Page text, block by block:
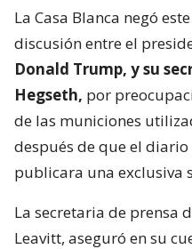
La Casa Blanca negó
discusión entre el
Donald Trump, y su
Hegseth, por
de las municiones
después de que el
publicara una exclusiva
La secretaria de prensa
Leavitt, aseguró en su